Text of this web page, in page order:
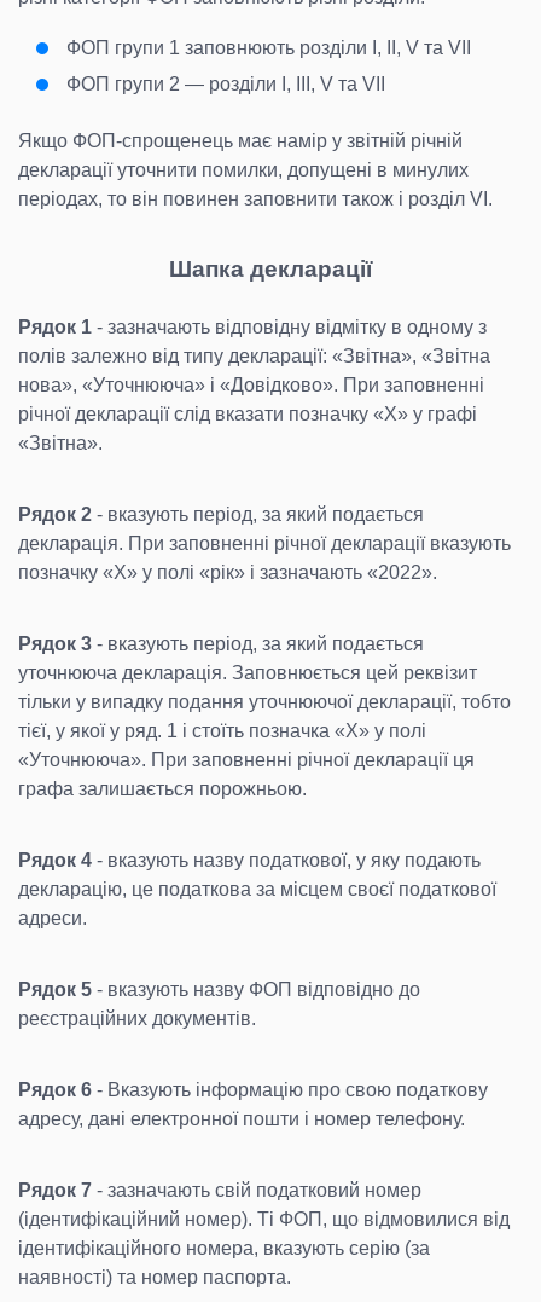
ФОП групи 1 заповнюють розділи І, ІІ, V та VІІ
ФОП групи 2 — розділи І, ІІІ, V та VІІ
Якщо ФОП-спрощенець має намір у звітній річній
декларації уточнити помилки, допущені в минулих
періодах, то він повинен заповнити також і розділ VІ.
Шапка декларації
Рядок 1 - зазначають відповідну відмітку в одному з
полів залежно від типу декларації: «Звітна», «Звітна
нова», «Уточнююча» і «Довідково». При заповненні
річної декларації слід вказати позначку «Х» у графі
«Звітна».
Рядок 2 - вказують період, за який подається
декларація. При заповненні річної декларації вказують
позначку «Х» у полі «рік» і зазначають «2022».
Рядок 3 - вказують період, за який подається
уточнююча декларація. Заповнюється цей реквізит
тільки у випадку подання уточнюючої декларації, тобто
тієї, у якої у ряд. 1 і стоїть позначка «Х» у полі
«Уточнююча». При заповненні річної декларації ця
графа залишається порожньою.
Рядок 4 - вказують назву податкової, у яку подають
декларацію, це податкова за місцем своєї податкової
адреси.
Рядок 5 - вказують назву ФОП відповідно до
реєстраційних документів.
Рядок 6 - Вказують інформацію про свою податкову
адресу, дані електронної пошти і номер телефону.
Рядок 7 - зазначають свій податковий номер
(ідентифікаційний номер). Ті ФОП, що відмовилися від
ідентифікаційного номера, вказують серію (за
наявності) та номер паспорта.